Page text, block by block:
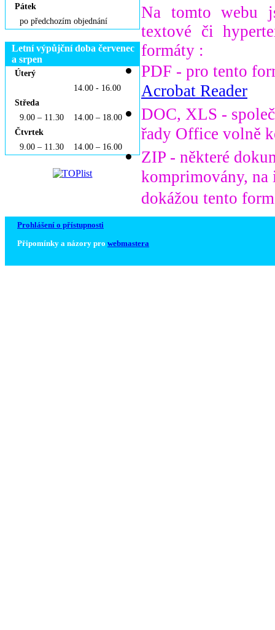
Pátek
po předchozím objednání
Letní výpůjční doba červenec
a srpen
Úterý
14.00 - 16.00
Středa
9.00 – 11.30 14.00 – 18.00
Čtvrtek
9.00 – 11.30 14.00 – 16.00
Na tomto webu
textové či
formáty :
PDF - pro tento
Acrobat Reader
DOC, XLS -
řady Office volně
ZIP - některé
komprimovány,
dokážou tento
Prohlášení o přístupnosti
Připomínky a názory pro webmastera